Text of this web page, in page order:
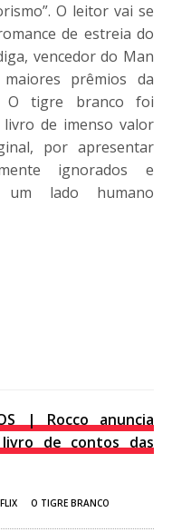
O leitor vai se
de estreia do
vencedor do Man
prêmios da
O tigre branco foi
de imenso valor
por apresentar
ignorados e
um lado humano
| Rocco anuncia
de contos das
O TIGRE BRANCO